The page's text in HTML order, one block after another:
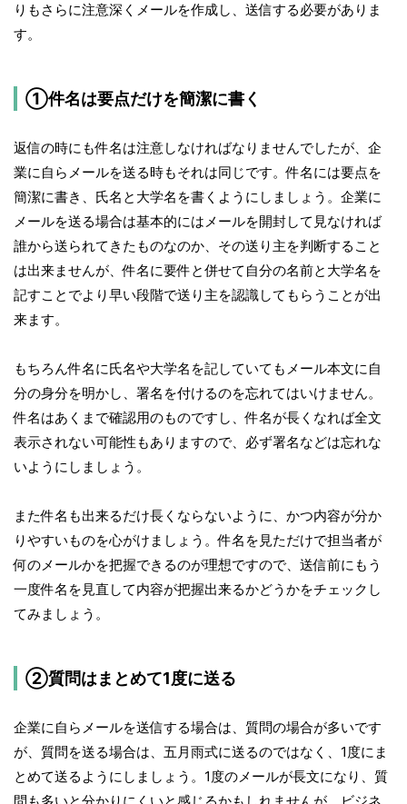
りもさらに注意深くメールを作成し、送信する必要がありま
す。
①件名は要点だけを簡潔に書く
返信の時にも件名は注意しなければなりませんでしたが、企
業に自らメールを送る時もそれは同じです。件名には要点を
簡潔に書き、氏名と大学名を書くようにしましょう。企業に
メールを送る場合は基本的にはメールを開封して見なければ
誰から送られてきたものなのか、その送り主を判断すること
は出来ませんが、件名に要件と併せて自分の名前と大学名を
記すことでより早い段階で送り主を認識してもらうことが出
来ます。
もちろん件名に氏名や大学名を記していてもメール本文に自
分の身分を明かし、署名を付けるのを忘れてはいけません。
件名はあくまで確認用のものですし、件名が長くなれば全文
表示されない可能性もありますので、必ず署名などは忘れな
いようにしましょう。
また件名も出来るだけ長くならないように、かつ内容が分か
りやすいものを心がけましょう。件名を見ただけで担当者が
何のメールかを把握できるのが理想ですので、送信前にもう
一度件名を見直して内容が把握出来るかどうかをチェックし
てみましょう。
②質問はまとめて1度に送る
企業に自らメールを送信する場合は、質問の場合が多いです
が、質問を送る場合は、五月雨式に送るのではなく、1度にま
とめて送るようにしましょう。1度のメールが長文になり、質